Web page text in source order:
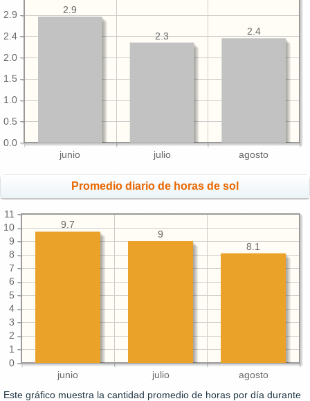
junio julio agosto
0.0
0.5
1.0
1.5
2.0
2.4
2.9
2.4
2.3
2.9
Promedio diario de horas de sol
junio julio agosto
0
1
2
3
4
5
6
7
8
9
10
11
8.1
9
9.7
Este gráfico muestra la cantidad promedio de horas por día durante